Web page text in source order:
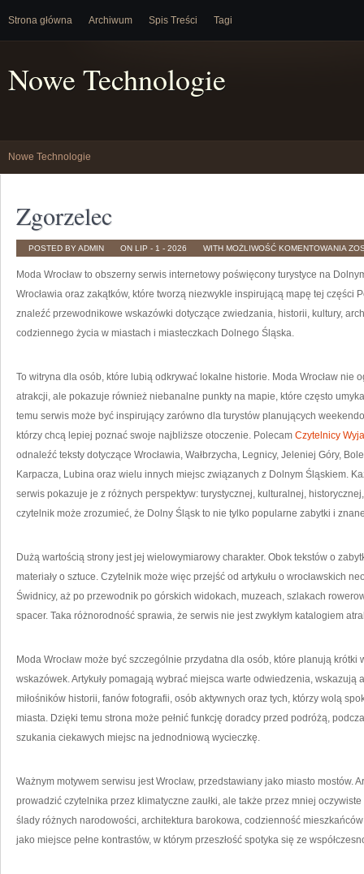
Strona główna Archiwum Spis Treści Tagi
Nowe Technologie
Nowe Technologie
Zgorzelec
POSTED BY ADMIN ON LIP - 1 - 2026 WITH MOŻLIWOŚĆ KOMENTOWANIA
Moda Wrocław to obszerny serwis internetowy poświęcony turystyce na
Wrocławia oraz zakątków, które tworzą niezwykle inspirującą mapę tej części
znaleźć przewodnikowe wskazówki dotyczące zwiedzania, historii, kultury,
codziennego życia w miastach i miasteczkach Dolnego Śląska.
To witryna dla osób, które lubią odkrywać lokalne historie. Moda Wrocław nie
atrakcji, ale pokazuje również niebanalne punkty na mapie, które często
temu serwis może być inspirujący zarówno dla turystów planujących
którzy chcą lepiej poznać swoje najbliższe otoczenie. Polecam Czytelnicy
odnaleźć teksty dotyczące Wrocławia, Wałbrzycha, Legnicy, Jeleniej Góry,
Karpacza, Lubina oraz wielu innych miejsc związanych z Dolnym Śląskiem.
serwis pokazuje je z różnych perspektyw: turystycznej, kulturalnej,
czytelnik może zrozumieć, że Dolny Śląsk to nie tylko popularne zabytki i
Dużą wartością strony jest jej wielowymiarowy charakter. Obok tekstów o
materiały o sztuce. Czytelnik może więc przejść od artykułu o wrocławskich
Świdnicy, aż po przewodnik po górskich widokach, muzeach, szlakach
spacer. Taka różnorodność sprawia, że serwis nie jest zwykłym katalogiem
Moda Wrocław może być szczególnie przydatna dla osób, które planują
wskazówek. Artykuły pomagają wybrać miejsca warte odwiedzenia,
miłośników historii, fanów fotografii, osób aktywnych oraz tych, którzy wolą
miasta. Dzięki temu strona może pełnić funkcję doradcy przed podróżą,
szukania ciekawych miejsc na jednodniową wycieczkę.
Ważnym motywem serwisu jest Wrocław, przedstawiany jako miasto mostów.
prowadzić czytelnika przez klimatyczne zaułki, ale także przez mniej
ślady różnych narodowości, architektura barokowa, codzienność
jako miejsce pełne kontrastów, w którym przeszłość spotyka się ze